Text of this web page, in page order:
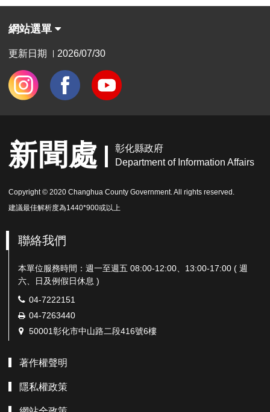
網站選單
更新日期 2026/07/30
新聞處
彰化縣政府
Department of Information Affairs
Copyright © 2020 Changhua County Government. All rights reserved.
建議最佳解析度為1440*900或以上
聯絡我們
本單位服務時間：週一至週五 08:00-12:00、13:00-17:00 ( 週
六、日及例假日休息 )
電
話：
04-7222151
傳
真：
04-7263440
地
50001彰化市中山路二段416號6樓
著作權聲明
隱私權政策